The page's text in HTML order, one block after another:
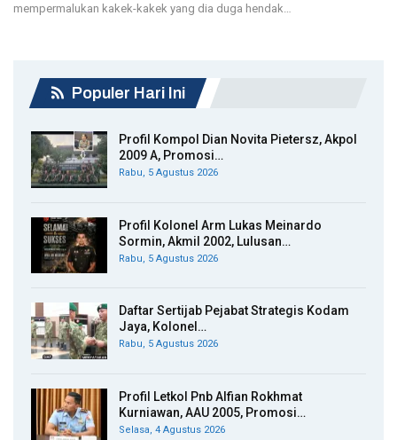
mempermalukan kakek-kakek yang dia duga hendak…
Populer Hari Ini
Profil Kompol Dian Novita Pietersz, Akpol
2009 A, Promosi…
Rabu, 5 Agustus 2026
Profil Kolonel Arm Lukas Meinardo
Sormin, Akmil 2002, Lulusan…
Rabu, 5 Agustus 2026
Daftar Sertijab Pejabat Strategis Kodam
Jaya, Kolonel…
Rabu, 5 Agustus 2026
Profil Letkol Pnb Alfian Rokhmat
Kurniawan, AAU 2005, Promosi…
Selasa, 4 Agustus 2026